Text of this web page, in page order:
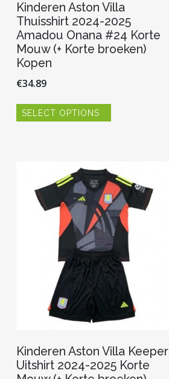
Kinderen Aston Villa
Thuisshirt 2024-2025
Amadou Onana #24 Korte
Mouw (+ Korte broeken)
Kopen
€34.89
SELECT OPTIONS
optie
kan
gekozen
worden
op
de
productpagina
Kinderen Aston Villa Keeper
Uitshirt 2024-2025 Korte